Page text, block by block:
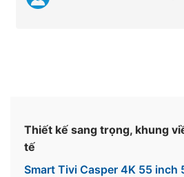
Thiết kế sang trọng, khung
tế
Smart Tivi Casper 4K 55 inch